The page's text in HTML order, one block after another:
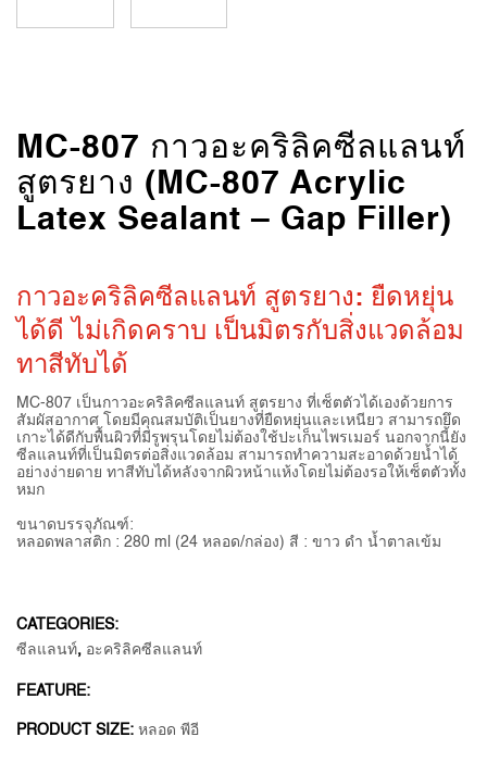
MC-807 กาวอะคริลิคซีลแลนท์
สูตรยาง (MC-807 Acrylic
Latex Sealant – Gap Filler)
กาวอะคริลิคซีลแลนท์ สูตรยาง: ยืดหยุ่น
ได้ดี ไม่เกิดคราบ เป็นมิตรกับสิ่งแวดล้อม
ทาสีทับได้
MC-807 เป็นกาวอะคริลิคซีลแลนท์ สูตรยาง ที่เซ็ตตัวได้เองด้วยการ
สัมผัสอากาศ โดยมีคุณสมบัติเป็นยางที่ยืดหยุ่นและเหนียว สามารถยึด
เกาะได้ดีกับพื้นผิวที่มีรูพรุนโดยไม่ต้องใช้ปะเก็นไพรเมอร์ นอกจากนี้ยัง
ซีลแลนท์ที่เป็นมิตรต่อสิ่งแวดล้อม สามารถทำความสะอาดด้วยน้ำได้
อย่างง่ายดาย ทาสีทับได้หลังจากผิวหน้าแห้งโดยไม่ต้องรอให้เซ็ตตัวทั้ง
หมก
ขนาดบรรจุภัณฑ์:
หลอดพลาสติก : 280 ml (24 หลอด/กล่อง) สี : ขาว ดำ น้ำตาลเข้ม
CATEGORIES:
ซีลแลนท์, อะคริลิคซีลแลนท์
FEATURE:
PRODUCT SIZE: หลอด พีอี